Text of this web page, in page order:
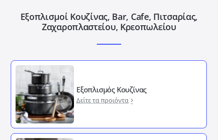
Εξοπλισμοί Κουζίνας, Bar, Cafe, Πιτσαρίας,
Ζαχαροπλαστείου, Κρεοπωλείου
Εξοπλισμός Κουζίνας
Δείτε τα προιόντα